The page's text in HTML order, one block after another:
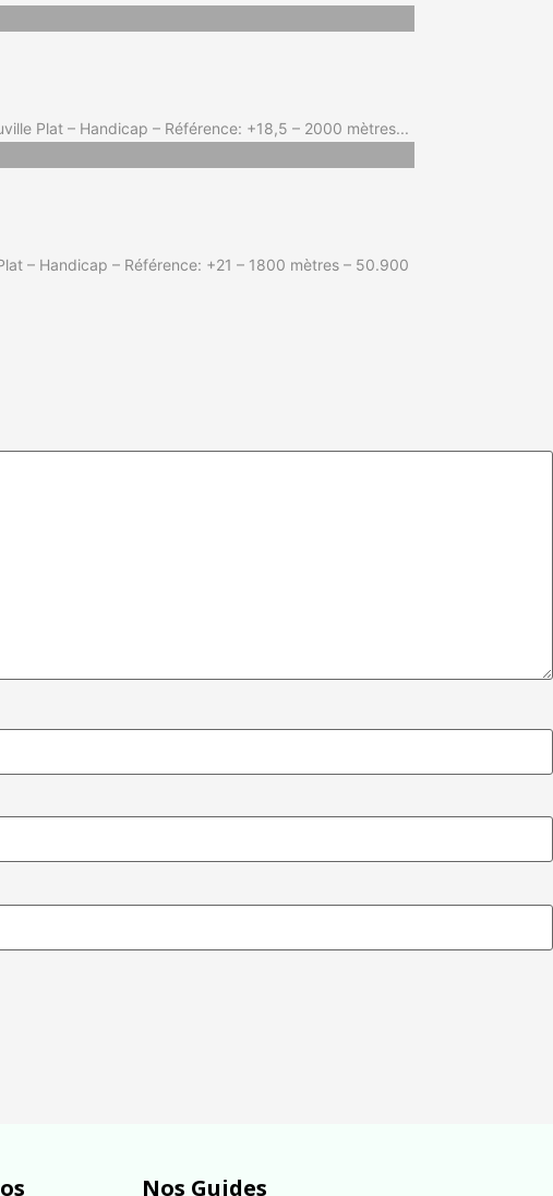
Plat – Handicap – Référence: +18,5 – 2000 mètres...
– Handicap – Référence: +21 – 1800 mètres – 50.900
Nos Guides